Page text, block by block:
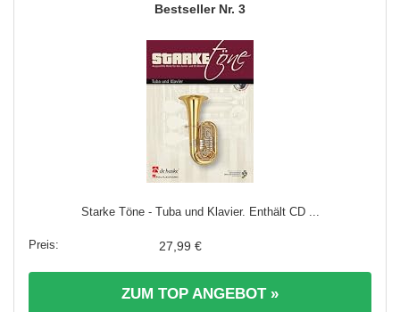
3
Starke Töne - Tuba und Klavier. Enthält CD ...
27,99 €
ZUM TOP ANGEBOT »